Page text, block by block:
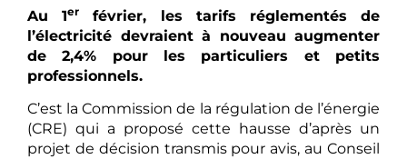
Au 1er
février, les tarifs réglementés de
l’électricité devraient à nouveau augmenter
de 2,4% pour les particuliers et petits
professionnels.
C’est la Commission de la régulation de l’énergie
(CRE) qui a proposé cette hausse d’après un
projet de décision transmis pour avis, au Conseil